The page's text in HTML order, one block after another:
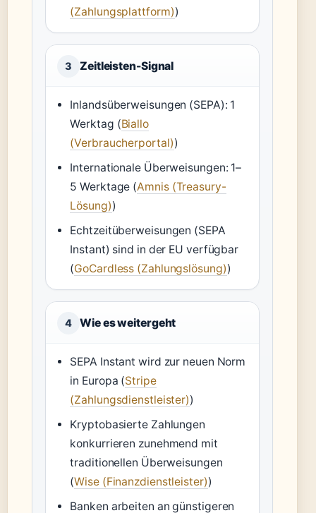
(Zahlungsplattform))
3 Zeitleisten-Signal
Inlandsüberweisungen (SEPA): 1
Werktag (Biallo
(Verbraucherportal))
Internationale Überweisungen: 1–
5 Werktage (Amnis (Treasury-
Lösung))
Echtzeitüberweisungen (SEPA
Instant) sind in der EU verfügbar
(GoCardless (Zahlungslösung))
4 Wie es weitergeht
SEPA Instant wird zur neuen Norm
in Europa (Stripe
(Zahlungsdienstleister))
Kryptobasierte Zahlungen
konkurrieren zunehmend mit
traditionellen Überweisungen
(Wise (Finanzdienstleister))
Banken arbeiten an günstigeren